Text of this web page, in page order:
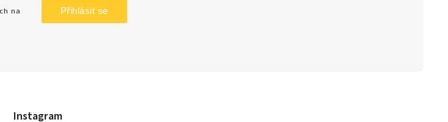
Instagram
na
Přihlásit se